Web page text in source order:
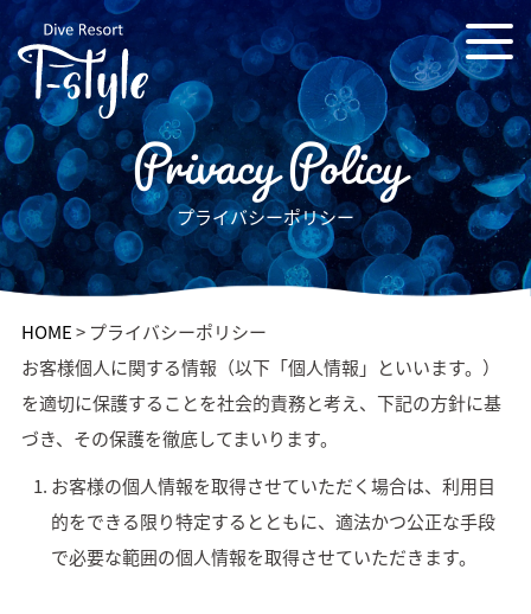
Privacy Policy
プライバシーポリシー
HOME> プライバシーポリシー
お客様個人に関する情報（以下「個人情報」といいます。）
を適切に保護することを社会的責務と考え、下記の方針に基
づき、その保護を徹底してまいります。
お客様の個人情報を取得させていただく場合は、利用目
的をできる限り特定するとともに、適法かつ公正な手段
で必要な範囲の個人情報を取得させていただきます。